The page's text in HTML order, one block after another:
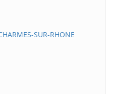
SUR-RHONE